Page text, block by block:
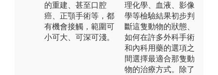
的重建、甚至口腔
癌、正顎手術等，都
有機會接觸，範圍可
小可大、可深可淺。
理化學、血液、影像
學等檢驗結果初步判
斷這隻動物的狀態、
如何在許多外科手術
和內科用藥的選項之
間選擇最適合那隻動
物的治療方式。除了